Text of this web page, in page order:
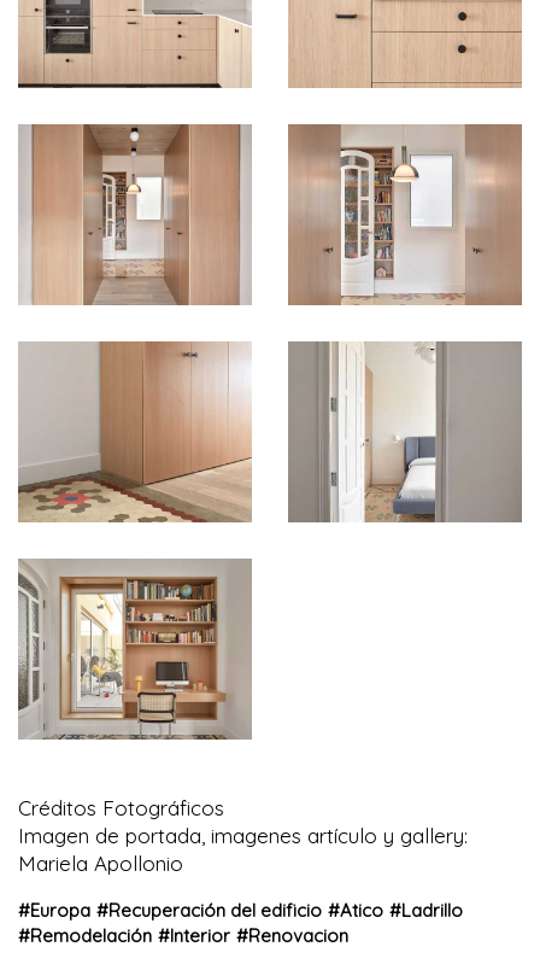
Créditos Fotográficos
Imagen de portada, imagenes artículo y gallery:
Mariela Apollonio
#Europa #Recuperación del edificio #Atico #Ladrillo
#Remodelación #Interior #Renovacion